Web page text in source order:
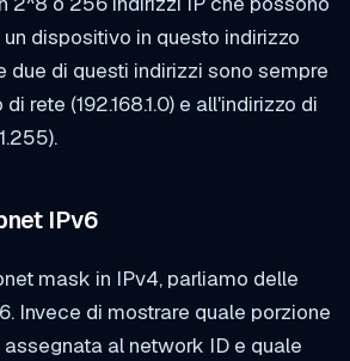
dispositivo in questo indirizzo
due di questi indirizzi sono sempre
rete (192.168.1.0) e all'indirizzo di
IPv6
mask in IPv4, parliamo delle
Invece di mostrare quale porzione
al network ID e quale